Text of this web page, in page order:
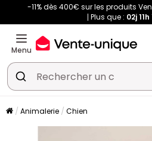
-11% dès 400€ sur les produits
Plus que : 02j 11h
Menu
Animalerie Chien